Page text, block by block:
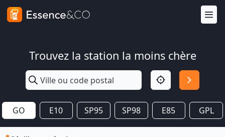
Trouvez la station la moins chère
GO E10 SP95 SP98 E85 GPL